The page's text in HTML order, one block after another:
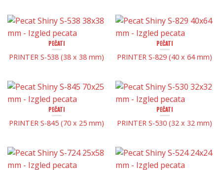
PEČATI
PRINTER S-538 (38 x 38 mm)
PEČATI
PRINTER S-829 (40 x 64 mm)
PEČATI
PRINTER S-845 (70 x 25 mm)
PEČATI
PRINTER S-530 (32 x 32 mm)